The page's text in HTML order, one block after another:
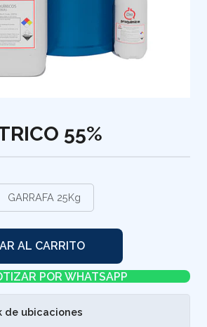
55%
GARRAFA 25Kg
AL CARRITO
POR WHATSAPP
de ubicaciones